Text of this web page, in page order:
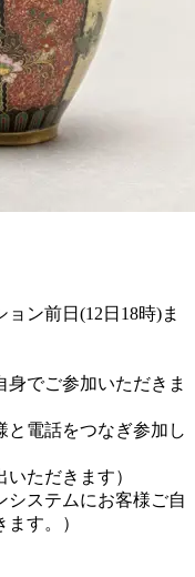
ン前日(12日18時)ま
身でご参加いただきま
と電話をつなぎ参加し
ただきます）
システムにお客様ご自
す。）